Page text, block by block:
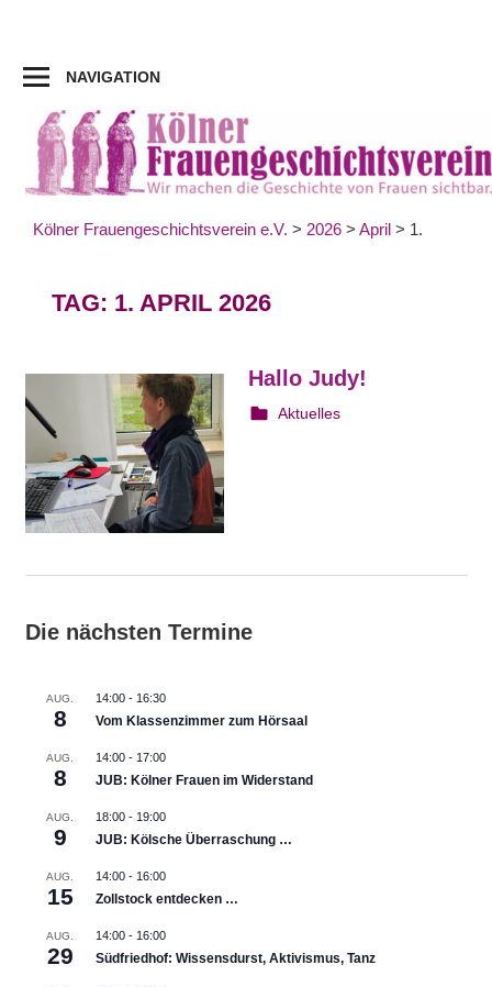
springen
NAVIGATION
Kölner Frauengeschichtsverein e.V. > 2026 > April > 1.
TAG: 1. APRIL 2026
Hallo Judy!
1. April 2026
Irene Franken
Aktuelles
Die nächsten Termine
AUG.
8
14:00- 16:30
Vom Klassenzimmer zum Hörsaal
AUG.
8
14:00- 17:00
JUB: Kölner Frauen im Widerstand
AUG.
9
18:00- 19:00
JUB: Kölsche Überraschung …
AUG.
15
14:00- 16:00
Zollstock entdecken …
AUG.
29
14:00- 16:00
Südfriedhof: Wissensdurst, Aktivismus, Tanz